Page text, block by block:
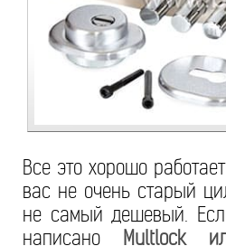
Все это хорошо
вас не очень старый
не самый дешевый.
написано
Multlock